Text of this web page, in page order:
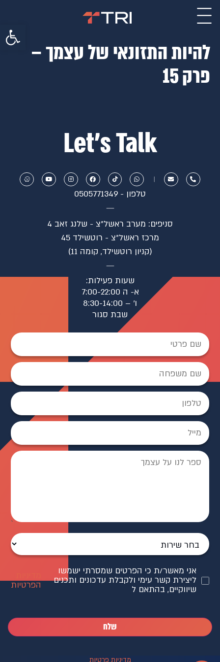
פתח
להיות התזונאי של עצמך –
פרק 15
Let’s Talk
טלפון - 0505771349
סניפים: מערב ראשל"צ - שלנג זאב 4
⁠מרכז ראשל"צ - רוטשילד 45
(קניון רוטשילד, קומה 11)
שעות פעילות:
א- ה 7:00-22:00
ו׳ – 8:30-14:00
שבת סגור
אני מאשר/ת כי הפרטים שמסרתי ישמשו
ליצירת קשר עימי ולקבלת עדכונים ותכנים
שיווקיים, בהתאם ל
הפרטיות
שלח
מדיניות פרטיות